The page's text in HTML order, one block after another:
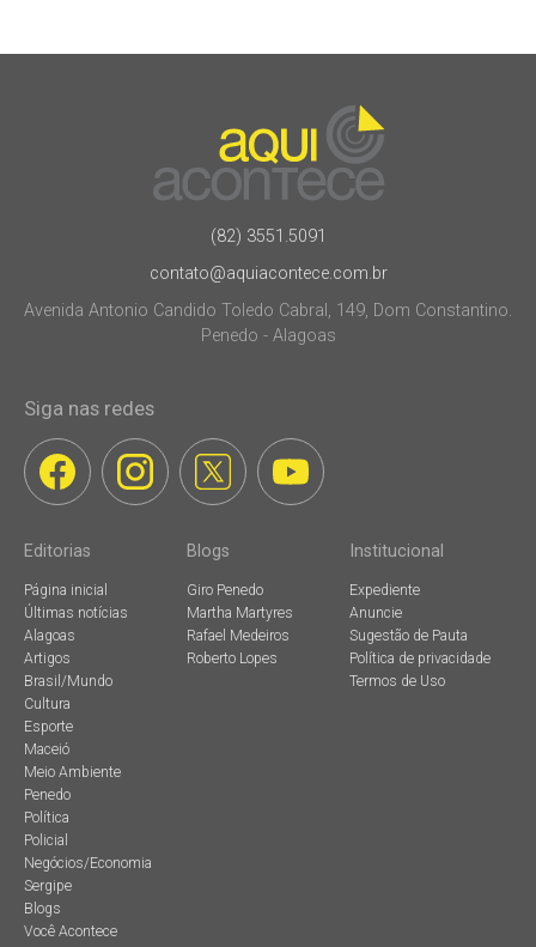
(82) 3551.5091
contato@aquiacontece.com.br
Avenida Antonio Candido Toledo Cabral, 149, Dom Constantino.
Penedo - Alagoas
Siga nas redes
Editorias
Página inicial
Últimas notícias
Alagoas
Artigos
Brasil/Mundo
Cultura
Esporte
Maceió
Meio Ambiente
Penedo
Política
Policial
Negócios/Economia
Sergipe
Blogs
Você Acontece
Blogs
Giro Penedo
Martha Martyres
Rafael Medeiros
Roberto Lopes
Institucional
Expediente
Anuncie
Sugestão de Pauta
Política de privacidade
Termos de Uso